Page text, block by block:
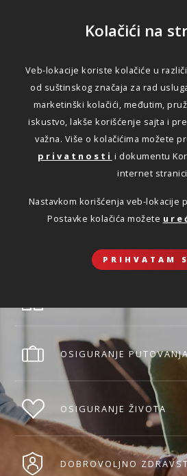
Kolačići na
Veb-lokacije koriste kolačiće u
od suštinskog značaja za rad
marketinški kolačići, međutim,
iskustvo, lakše korišćenje sajta i
važna. Više o kolačićima možete
privatnosti i dokumentu
internet
Nastavkom korišćenja veb-lokacije
Postavke kolačića možete
PRIHVATAM
Za sve što
Saznajte više o svim
OSIGURANJE
OSIGURANJE ŽIVOTA
DOBROVOLJNO